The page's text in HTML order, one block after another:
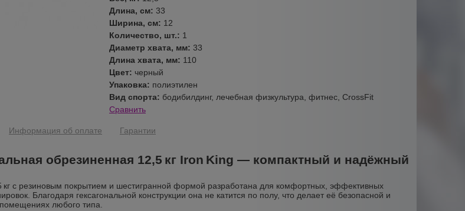
Длина, см: 33
Ширина, см: 12
Количество, шт.: 1
Диаметр хвата, мм: 33
Длина хвата, мм: 110
Цвет: черный
Упаковка: полиэтилен
Вид спорта: бодибилдинг, лечебная физкультура, фитнес, CrossFit
Сравнить
Информация об оплате Гарантии
обрезиненная 12,5 кг Iron King — компактный и надёжный
кг с резиновым покрытием и шестигранной формой разработана для комфортных, эффективных
Благодаря гексагональной конструкции она не катится по полу, что делает её безопасной и
любого типа.